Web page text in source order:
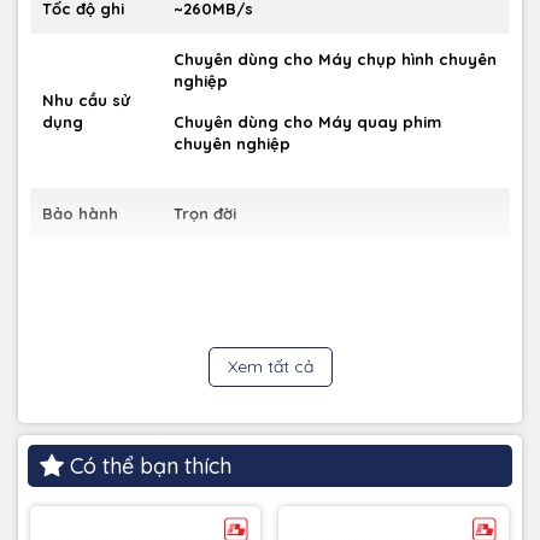
được các chuyên gia tin cậy
Máy ảnh chuyên nghiệp và máy quay phim HD dựa vào sức
mạnh, hiệu suất, dung lượng và độ tin cậy của những cải tiến
Tốc độ ghi ~260MB/s
Nhu cầu sử
dụng
Chuyên dùng cho Máy chụp hình chuyên
nghiệp
Chuyên dùng cho Máy quay phim
chuyên nghiệp
Bảo hành Trọn đời
Xem tất cả
Có thể bạn thích